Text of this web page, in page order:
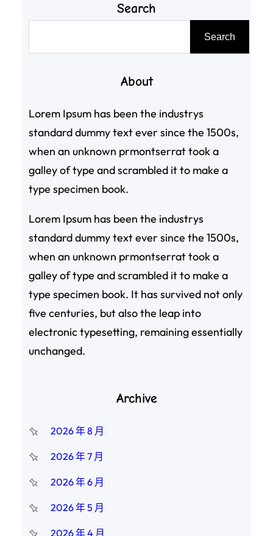
Search
Search
About
Lorem Ipsum has been the industrys
standard dummy text ever since the 1500s,
when an unknown prmontserrat took a
galley of type and scrambled it to make a
type specimen book.
Lorem Ipsum has been the industrys
standard dummy text ever since the 1500s,
when an unknown prmontserrat took a
galley of type and scrambled it to make a
type specimen book. It has survived not only
five centuries, but also the leap into
electronic typesetting, remaining essentially
unchanged.
Archive
2026 年 8 月
2026 年 7 月
2026 年 6 月
2026 年 5 月
2026 年 4 月